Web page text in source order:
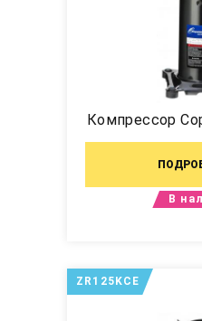
Компрессор
В
ZR125KCE